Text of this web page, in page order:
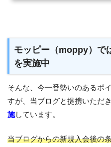
モッピー（moppy）で
を実施中
そんな、今一番勢いのあるポ
すが、当ブログと提携いただき
施しています。
当ブログからの新規入会後の